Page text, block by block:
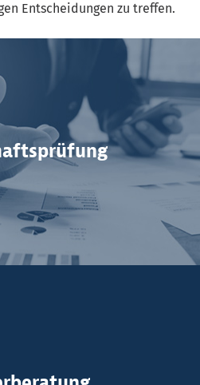
Entscheidungen zu treffen.